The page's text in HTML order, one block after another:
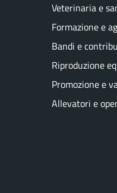
Veterinaria e
Formazione e
Bandi e
Riproduzione
Promozione e
Allevatori e